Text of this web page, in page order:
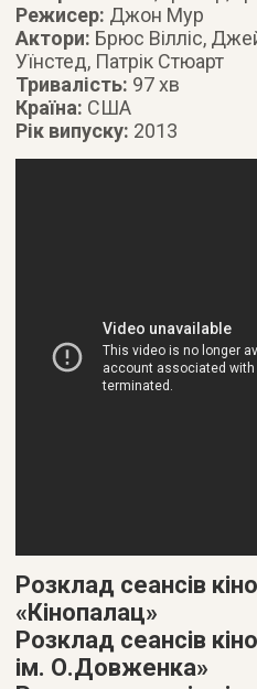
Режисер: Джон Мур
Актори: Брюс Вілліс,
Уїнстед, Патрік Стюарт
Тривалість: 97 хв
Країна: США
Рік випуску: 2013
Розклад сеансів
«Кінопалац»
Розклад сеансів
ім. О.Довженка»